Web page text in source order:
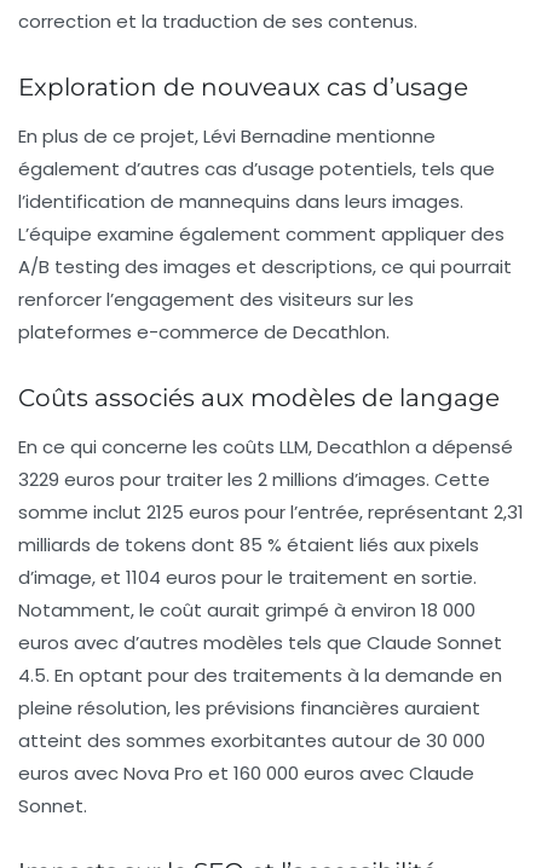
correction et la traduction de ses contenus.
Exploration de nouveaux cas d’usage
En plus de ce projet, Lévi Bernadine mentionne
également d’autres cas d’usage potentiels, tels que
l’identification de mannequins dans leurs images.
L’équipe examine également comment appliquer des
A/B testing des images et descriptions, ce qui pourrait
renforcer l’engagement des visiteurs sur les
plateformes e-commerce de Decathlon.
Coûts associés aux modèles de langage
En ce qui concerne les coûts LLM, Decathlon a dépensé
3229 euros pour traiter les 2 millions d’images. Cette
somme inclut 2125 euros pour l’entrée, représentant 2,31
milliards de tokens dont 85 % étaient liés aux pixels
d’image, et 1104 euros pour le traitement en sortie.
Notamment, le coût aurait grimpé à environ 18 000
euros avec d’autres modèles tels que Claude Sonnet
4.5. En optant pour des traitements à la demande en
pleine résolution, les prévisions financières auraient
atteint des sommes exorbitantes autour de 30 000
euros avec Nova Pro et 160 000 euros avec Claude
Sonnet.